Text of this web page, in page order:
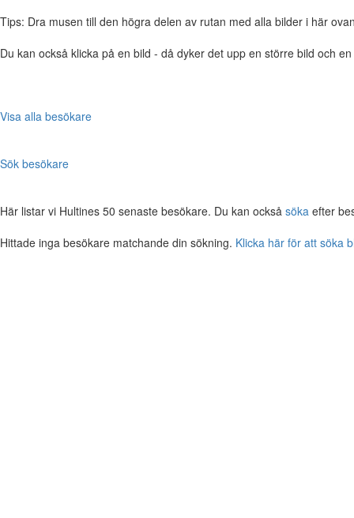
Tips: Dra musen till den högra delen av rutan med alla bilder i här
Du kan också klicka på en bild - då dyker det upp en större bild och
Visa alla besökare
Sök besökare
Här listar vi Hultines 50 senaste besökare. Du kan också söka efter
Hittade inga besökare matchande din sökning. Klicka här för att söka